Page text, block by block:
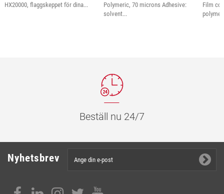
HX20000, flaggskeppet för dina...
Polymeric, 70 microns Adhesive:
solvent...
Film
Beställ nu 24/7
Nyhetsbrev